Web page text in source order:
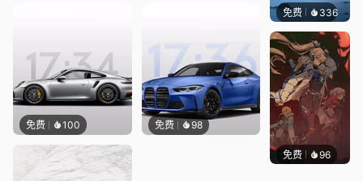
免费 100 免费 98
免费 336冰茶Ln
免费 96 Nesu